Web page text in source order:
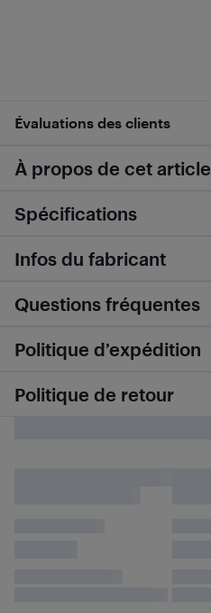
Évaluations des clients
À propos de cet article
Spécifications
Infos du fabricant
Questions fréquentes
Politique d’expédition
Politique de retour